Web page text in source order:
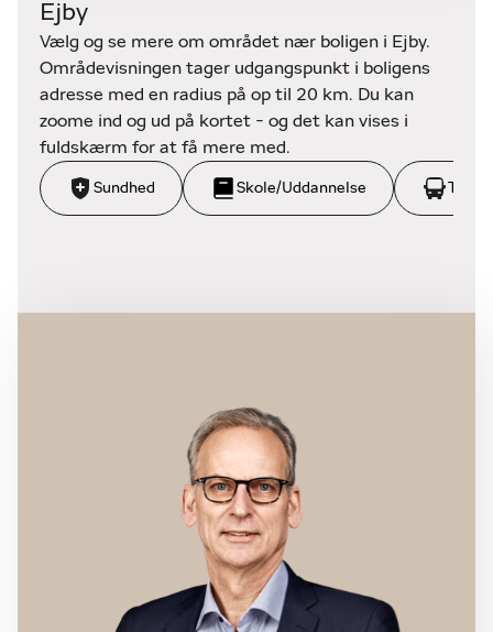
Ejby
Vælg og se mere om området nær boligen i Ejby.
Områdevisningen tager udgangspunkt i boligens
adresse med en radius på op til 20 km. Du kan
zoome ind og ud på kortet - og det kan vises i
fuldskærm for at få mere med.
Sundhed Skole/Uddannelse